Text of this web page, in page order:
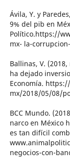
Ávila, Y. y
9% del pib en
Político.https://
mx- la-
Ballinas, V.
ha dejado
Economía.
mx/2018/05/08/
BCC Mundo.
narco en México
es tan difícil
negocios-con-